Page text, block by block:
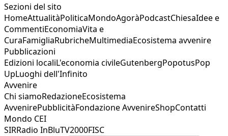
Sezioni del sito
HomeAttualitàPoliticaMondoAgoràPodcastChiesaIdee e
CommentiEconomiaVita e
CuraFamigliaRubricheMultimediaEcosistema avvenire
Pubblicazioni
Edizioni localiL'economia civileGutenbergPopotusPop
UpLuoghi dell'Infinito
Avvenire
Chi siamoRedazioneEcosistema
AvvenirePubblicitàFondazione AvvenireShopContatti
Mondo CEI
SIRRadio InBluTV2000FISC